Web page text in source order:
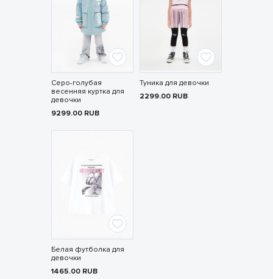
Серо-голубая
весенняя куртка для
девочки
9299.00 RUB
Туника для девочки
2299.00 RUB
Белая футболка для
девочки
1465.00 RUB